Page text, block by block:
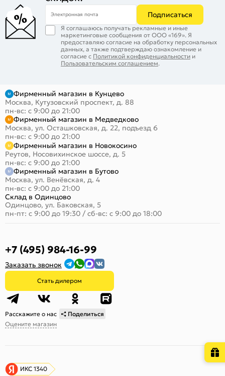
Электронная почта Подписаться
Я соглашаюсь получать рекламные и иные
маркетинговые сообщения от ООО «169». Я
предоставляю согласие на обработку персональных
данных, а также подтверждаю ознакомление и
согласие с Политикой конфиденциальности и
Пользовательским соглашением.
Фирменный магазин в Кунцево
Москва, Кутузовский проспект, д. 88
пн-вс: с 9:00 до 21:00
Фирменный магазин в Медведково
Москва, ул. Осташковская, д. 22, подъезд 6
пн-вс: с 9:00 до 21:00
Фирменный магазин в Новокосино
Реутов, Носовихинское шоссе, д. 5
пн-вс: с 9:00 до 21:00
Фирменный магазин в Бутово
Москва, ул. Венёвская, д. 4
пн-вс: с 9:00 до 21:00
Склад в Одинцово
Одинцово, ул. Баковская, 5
пн-пт: с 9:00 до 19:30 / сб-вс: с 9:00 до 18:00
+7 (495) 984-16-99
Заказать звонок
Стать дилером
Расскажите о нас
Поделиться
Оцените магазин
ИКС 1340